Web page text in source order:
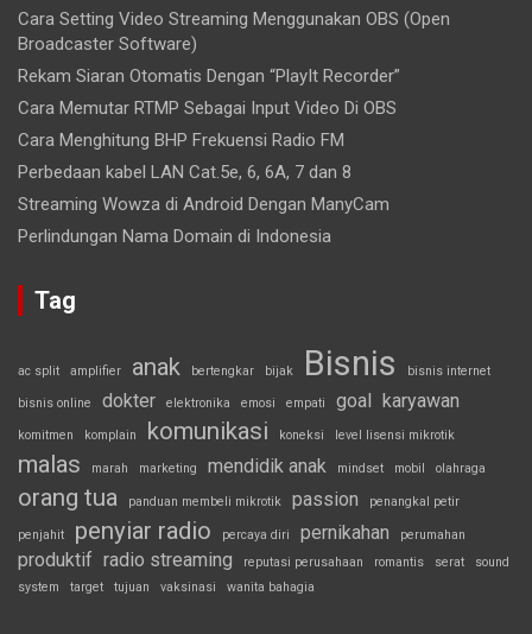
Cara Setting Video Streaming Menggunakan OBS (Open
Broadcaster Software)
Rekam Siaran Otomatis Dengan “PlayIt Recorder”
Cara Memutar RTMP Sebagai Input Video Di OBS
Cara Menghitung BHP Frekuensi Radio FM
Perbedaan kabel LAN Cat.5e, 6, 6A, 7 dan 8
Streaming Wowza di Android Dengan ManyCam
Perlindungan Nama Domain di Indonesia
Tag
ac split amplifier anak bertengkar bijak Bisnis bisnis internet
bisnis online dokter elektronika emosi empati goal karyawan
komitmen komplain komunikasi koneksi level lisensi mikrotik
malas marah marketing mendidik anak mindset mobil olahraga
orang tua panduan membeli mikrotik passion penangkal petir
penjahit penyiar radio percaya diri pernikahan perumahan
produktif radio streaming reputasi perusahaan romantis serat
sound
system
target tujuan vaksinasi wanita bahagia